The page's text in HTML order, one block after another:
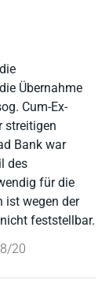
Übernahme
Cum-Ex-
streitigen
Bank war
des
für die
ist wegen der
feststellbar.
20